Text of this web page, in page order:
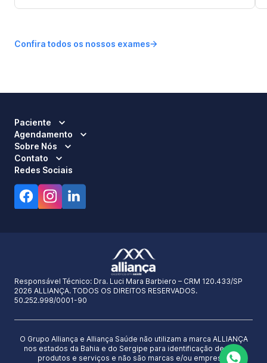
Confira todos os nossos exames
Paciente
Agendamento
Sobre Nós
Contato
Redes Sociais
Responsável Técnico: Dra. Luci Mara Barbiero – CRM 120.433/SP
2026 ALLIANÇA. TODOS OS DIREITOS RESERVADOS.
50.252.998/0001-90
O Grupo Alliança e Alliança Saúde não utilizam a marca ALLIANÇA
nos estados da Bahia e do Sergipe para identificação de seus
produtos e serviços e não são marcas e/ou empresas